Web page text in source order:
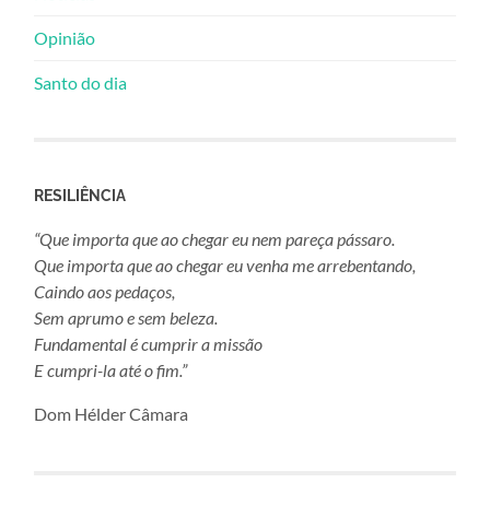
Opinião
Santo do dia
RESILIÊNCIA
“Que importa que ao chegar eu nem pareça pássaro.
Que importa que ao chegar eu venha me arrebentando,
Caindo aos pedaços,
Sem aprumo e sem beleza.
Fundamental é cumprir a missão
E cumpri-la até o fim.”
Dom Hélder Câmara